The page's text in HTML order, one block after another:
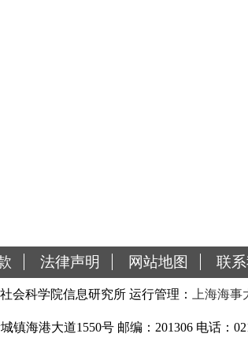
法律声明 网站地图 联
会科学院信息研究所 运行管理： 上海海
镇海港大道1550号 邮编：201306 电话：